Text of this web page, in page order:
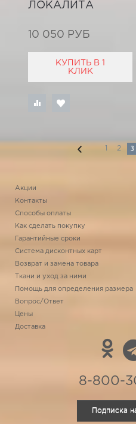
ЛОКАЛИТА
10 050 РУБ
КУПИТЬ В 1
КЛИК
1 2 3
Акции
Контакты
Способы оплаты
Как сделать покупку
Гарантийные сроки
Система дисконтных карт
Возврат и замена товара
Ткани и уход за ними
Помощь для определения размера
Вопрос/Ответ
Цены
Доставка
8-800-
Подписка